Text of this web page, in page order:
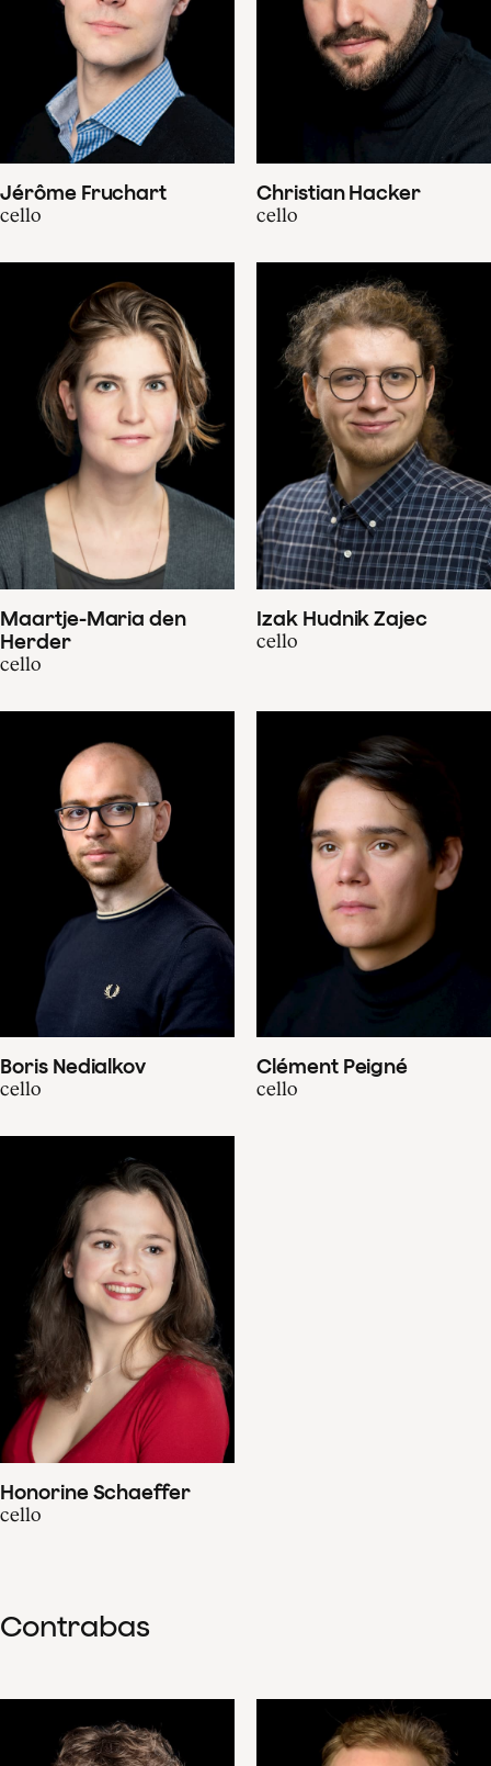
Jérôme Fruchart
cello
Christian Hacker
cello
Maartje-Maria den
Herder
cello
Izak Hudnik Zajec
cello
Boris Nedialkov
cello
Clément Peigné
cello
Honorine Schaeffer
cello
Contrabas